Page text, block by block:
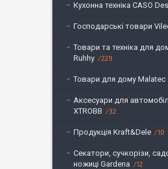
Кухонна техніка CASO
Господарські товари
Товари та техніка для
Ruhhy
229
Товари для дому Malatec
Аксесуари для
XTROBB
32
Продукція Kraft&Dele 10
Секатори, сучкорізи,
ножиці Gardena
12